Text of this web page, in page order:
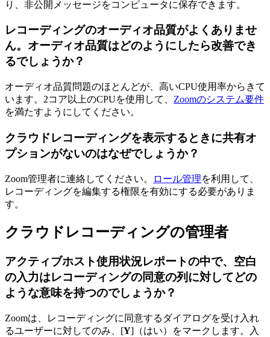
り、非公開メッセージをコンピュータに保存できます。
レコーディングのオーディオ品質がよくありませ
ん。オーディオ品質はどのようにしたら改善でき
るでしょうか？
オーディオ品質問題のほとんどが、高いCPU使用率からきて
います。2コア以上のCPUを使用して、 Zoomのシステム要件
を満たすようにしてください。
クラウドレコーディングを表示するときに共有オ
プションがないのはなぜでしょうか？
Zoom管理者に連絡してください。 ロール管理を利用して、
レコーディングを編集する権限を有効にする必要がありま
す。
クラウドレコーディングの管理者
アクティブホスト使用状況レポートの中で、空白
の入力はレコーディングの同意の列に対してどの
ような意味を持つのでしょうか？
Zoomは、レコーディングに同意するダイアログを受け入れ
るユーザーに対してのみ、[Y]（はい）をマークします。入